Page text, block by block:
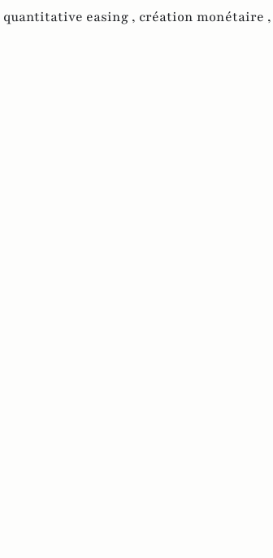
quantitative easing , création monétaire ,